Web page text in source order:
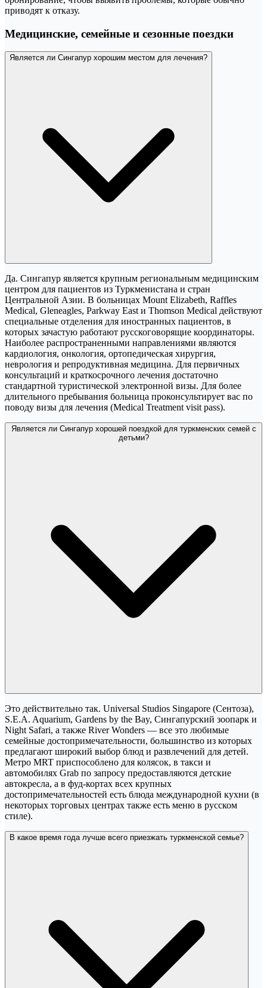
приводят к отказу.
Медицинские, семейные и сезонные поездки
Является ли Сингапур хорошим местом для лечения?
Да. Сингапур является крупным региональным медицинским
центром для пациентов из Туркменистана и стран
Центральной Азии. В больницах Mount Elizabeth, Raffles
Medical, Gleneagles, Parkway East и Thomson Medical действуют
специальные отделения для иностранных пациентов, в
которых зачастую работают русскоговорящие координаторы.
Наиболее распространенными направлениями являются
кардиология, онкология, ортопедическая хирургия,
неврология и репродуктивная медицина. Для первичных
консультаций и краткосрочного лечения достаточно
стандартной туристической электронной визы. Для более
длительного пребывания больница проконсультирует вас по
поводу визы для лечения (Medical Treatment visit pass).
Является ли Сингапур хорошей поездкой для туркменских семей с
детьми?
Это действительно так. Universal Studios Singapore (Сентоза),
S.E.A. Aquarium, Gardens by the Bay, Сингапурский зоопарк и
Night Safari, а также River Wonders — все это любимые
семейные достопримечательности, большинство из которых
предлагают широкий выбор блюд и развлечений для детей.
Метро MRT приспособлено для колясок, в такси и
автомобилях Grab по запросу предоставляются детские
автокресла, а в фуд-кортах всех крупных
достопримечательностей есть блюда международной кухни (в
некоторых торговых центрах также есть меню в русском
стиле).
В какое время года лучше всего приезжать туркменской семье?